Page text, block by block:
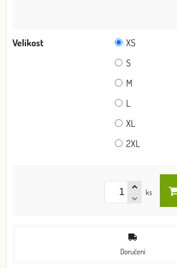
Velikost
XS
S
M
L
XL
2XL
ks
Doručení